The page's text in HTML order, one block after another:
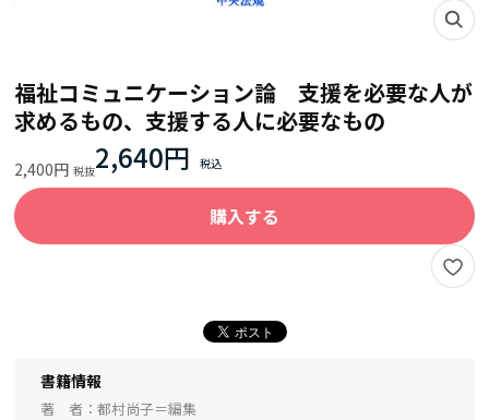
福祉コミュニケーション論 支援を必要な人が
求めるもの、支援する人に必要なもの
2,400円 2,640円
購入する
書籍情報
著 者
都村尚子＝編集